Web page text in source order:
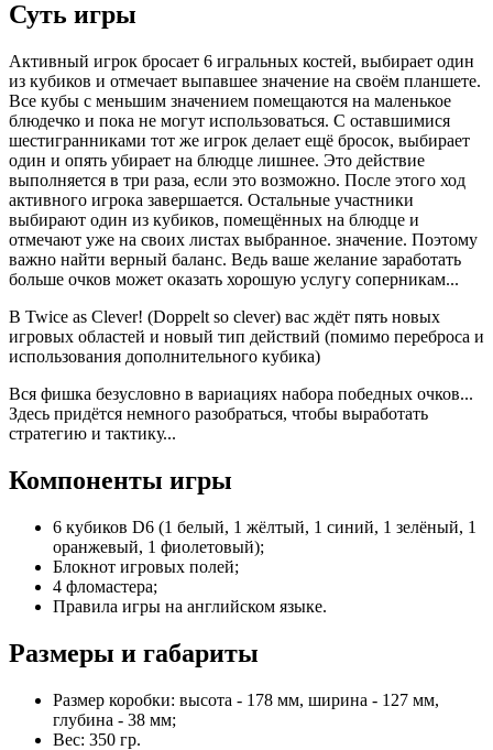
Суть игры
Активный игрок бросает 6 игральных костей, выбирает один
из кубиков и отмечает выпавшее значение на своём планшете.
Все кубы с меньшим значением помещаются на маленькое
блюдечко и пока не могут использоваться. С оставшимися
шестигранниками тот же игрок делает ещё бросок, выбирает
один и опять убирает на блюдце лишнее. Это действие
выполняется в три раза, если это возможно. После этого ход
активного игрока завершается. Остальные участники
выбирают один из кубиков, помещённых на блюдце и
отмечают уже на своих листах выбранное. значение. Поэтому
важно найти верный баланс. Ведь ваше желание заработать
больше очков может оказать хорошую услугу соперникам...
В Twice as Clever! (Doppelt so clever) вас ждёт пять новых
игровых областей и новый тип действий (помимо переброса и
использования дополнительного кубика)
Вся фишка безусловно в вариациях набора победных очков...
Здесь придётся немного разобраться, чтобы выработать
стратегию и тактику...
Компоненты игры
6 кубиков D6 (1 белый, 1 жёлтый, 1 синий, 1 зелёный, 1
оранжевый, 1 фиолетовый);
Блокнот игровых полей;
4 фломастера;
Правила игры на английском языке.
Размеры и габариты
Размер коробки: высота - 178 мм, ширина - 127 мм,
глубина - 38 мм;
Вес: 350 гр.